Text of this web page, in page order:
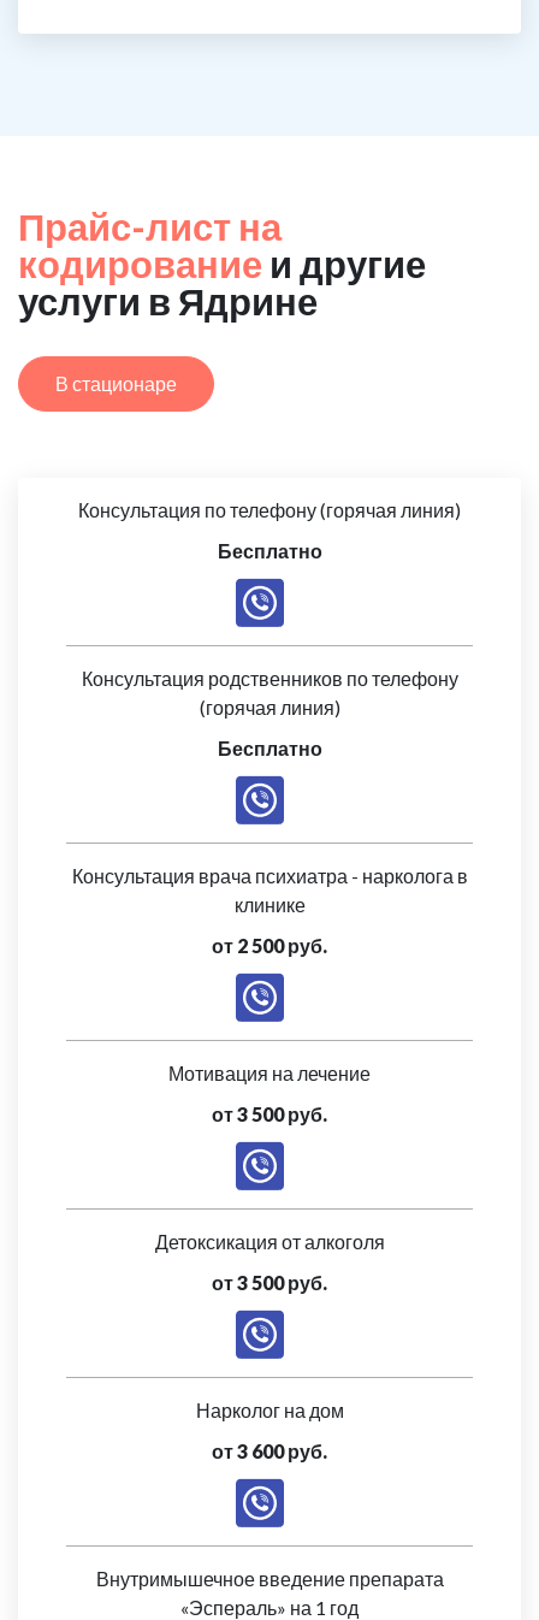
Прайс-лист на
кодирование и другие
услуги в Ядрине
В стационаре
Консультация по телефону (горячая линия)
Бесплатно
Консультация родственников по телефону
(горячая линия)
Бесплатно
Консультация врача психиатра - нарколога в
клинике
от 2 500 руб.
Мотивация на лечение
от 3 500 руб.
Детоксикация от алкоголя
от 3 500 руб.
Нарколог на дом
от 3 600 руб.
Внутримышечное введение препарата
«Эспераль» на 1 год